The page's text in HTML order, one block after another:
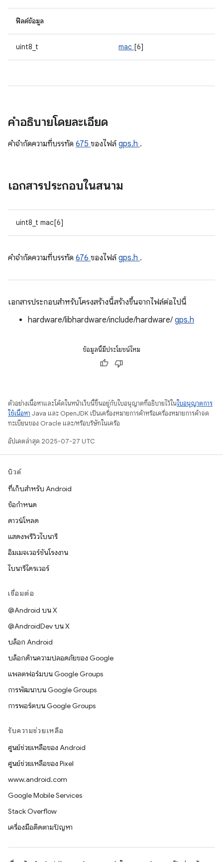
ฟิลด์ข้อมูล
uint8_t mac [6]
คำอธิบายโดยละเอียด
คําจํากัดความที่บรรทัด 675 ของไฟล์gps.h .
เอกสารประกอบในสนาม
uint8_t mac[6]
คําจํากัดความที่บรรทัด 676 ของไฟล์gps.h .
เอกสารประกอบสำหรับโครงสร้างนี้สร้างขึ้นจากไฟล์ต่อไปนี้
hardware/libhardware/include/hardware/ gps.h
ข้อมูลนี้มีประโยชน์ไหม
ตัวอย่างเนื้อหาและโค้ดในหน้าเว็บนี้ขึ้นอยู่กับใบอนุญาตที่อธิบายไว้ในใบอนุญาตการ
ใช้เนื้อหา Java และ OpenJDK เป็นเครื่องหมายการค้าหรือเครื่องหมายการค้าจด
ทะเบียนของ Oracle และ/หรือบริษัทในเครือ
อัปเดตล่าสุด 2025-07-27 UTC
บิวด์
ที่เก็บสำหรับ Android
ข้อกำหนด
ดาวน์โหลด
แสดงพรีวิวไบนารี
อิมเมจเวอร์ชันโรงงาน
ไบนารีไดรเวอร์
เชื่อมต่อ
@Android บน X
@AndroidDev บน X
บล็อก Android
บล็อกด้านความปลอดภัยของ Google
แพลตฟอร์มบน Google Groups
การพัฒนาบน Google Groups
การพอร์ตบน Google Groups
รับความช่วยเหลือ
ศูนย์ช่วยเหลือของ Android
ศูนย์ช่วยเหลือของ Pixel
www.android.com
Google Mobile Services
Stack Overflow
เครื่องมือติดตามปัญหา